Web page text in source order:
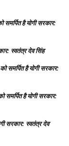
समर्पित है योगी सरकार:
स्वतंत्र देव सिंह
समर्पित है योगी सरकार:
समर्पित है योगी सरकार:
सरकार: स्वतंत्र देव